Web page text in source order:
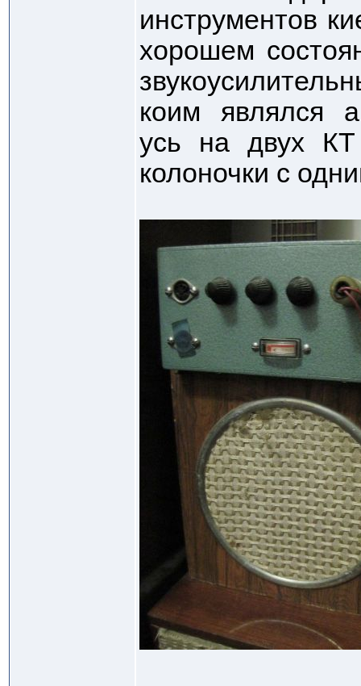
инструментов
хорошем
коим являлся
усь на двух
колоночки с